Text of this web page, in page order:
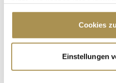
Cookie-Erklärung oder durch
Trigger Symbol ändern oder
Informationen über
erfassen, welche bis auf
Cookies
Einstellungen